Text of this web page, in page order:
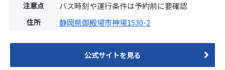
注意点 バス時刻や運行条件は予約前に要確認
住所 静岡県御殿場市神場1530-2
公式サイトを見る